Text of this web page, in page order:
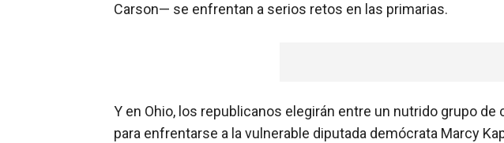
Carson— se enfrentan a serios retos en las primarias.
Y en Ohio, los republicanos elegirán entre un nutrido grupo de
para enfrentarse a la vulnerable diputada demócrata Marcy